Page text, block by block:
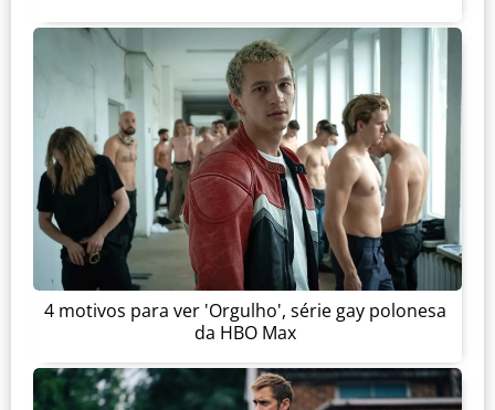
4 motivos para ver 'Orgulho', série gay polonesa
da HBO Max